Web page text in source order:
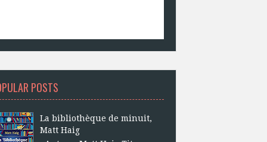
POSTS
La bibliothèque de minuit,
Matt Haig